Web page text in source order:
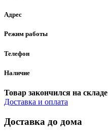
Адрес
Режим работы
Телефон
Наличие
Товар закончился на складе
Доставка и оплата
Доставка до дома